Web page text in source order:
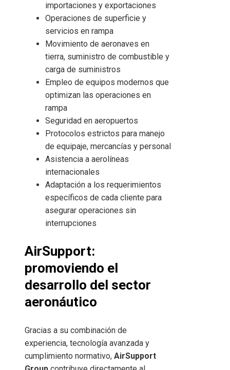
importaciones y exportaciones
Operaciones de superficie y
servicios en rampa
Movimiento de aeronaves en
tierra, suministro de combustible y
carga de suministros
Empleo de equipos modernos que
optimizan las operaciones en
rampa
Seguridad en aeropuertos
Protocolos estrictos para manejo
de equipaje, mercancías y personal
Asistencia a aerolíneas
internacionales
Adaptación a los requerimientos
específicos de cada cliente para
asegurar operaciones sin
interrupciones
AirSupport:
promoviendo el
desarrollo del sector
aeronáutico
Gracias a su combinación de
experiencia, tecnología avanzada y
cumplimiento normativo, AirSupport